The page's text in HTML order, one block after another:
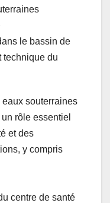
le bassin de
technique du
eaux souterraines
rôle essentiel
et des
y compris
centre de santé